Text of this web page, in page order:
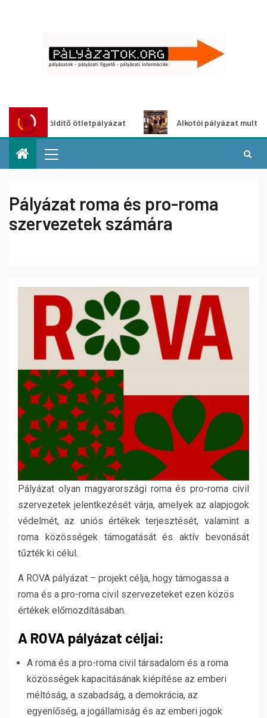
ötletpályázat Alkotói pályázat multimédia-
Pályázat roma és pro-roma
szervezetek számára
Pályázat olyan magyarországi roma és pro-roma civil
szervezetek jelentkezését várja, amelyek az alapjogok
védelmét, az uniós értékek terjesztését, valamint a
roma közösségek támogatását és aktív bevonását
tűzték ki célul.
A ROVA pályázat – projekt célja, hogy támogassa a
roma és a pro-roma civil szervezeteket ezen közös
értékek előmozdításában.
A ROVA pályázat céljai:
A roma és a pro-roma civil társadalom és a roma
közösségek kapacitásának kiépítése az emberi
méltóság, a szabadság, a demokrácia, az
egyenlőség, a jogállamiság és az emberi jogok